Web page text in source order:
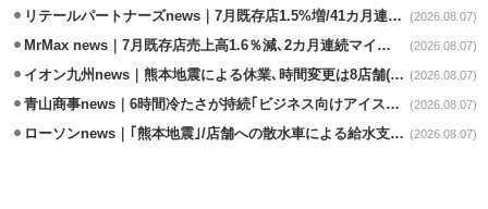
リテールパートナーズnews｜7月既存店1.5%増/41カ月連続増 (2026.08.07)
MrMax news｜7月既存店売上高1.6％減､2カ月連続マイナス (2026.08.07)
イオン九州news｜熊本地震による休業､時間変更は8店舗(8/7時点) (2026.08.07)
青山商事news｜6時間冷たさが持続｢ビジネス向けアイスベスト｣発売 (2026.08.07)
ローソンnews｜｢熊本地震｣/店舗への散水車による給水支援を開始 (2026.08.07)